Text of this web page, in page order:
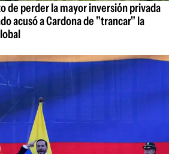
de perder la mayor inversión privada
acusó a Cardona de "trancar" la